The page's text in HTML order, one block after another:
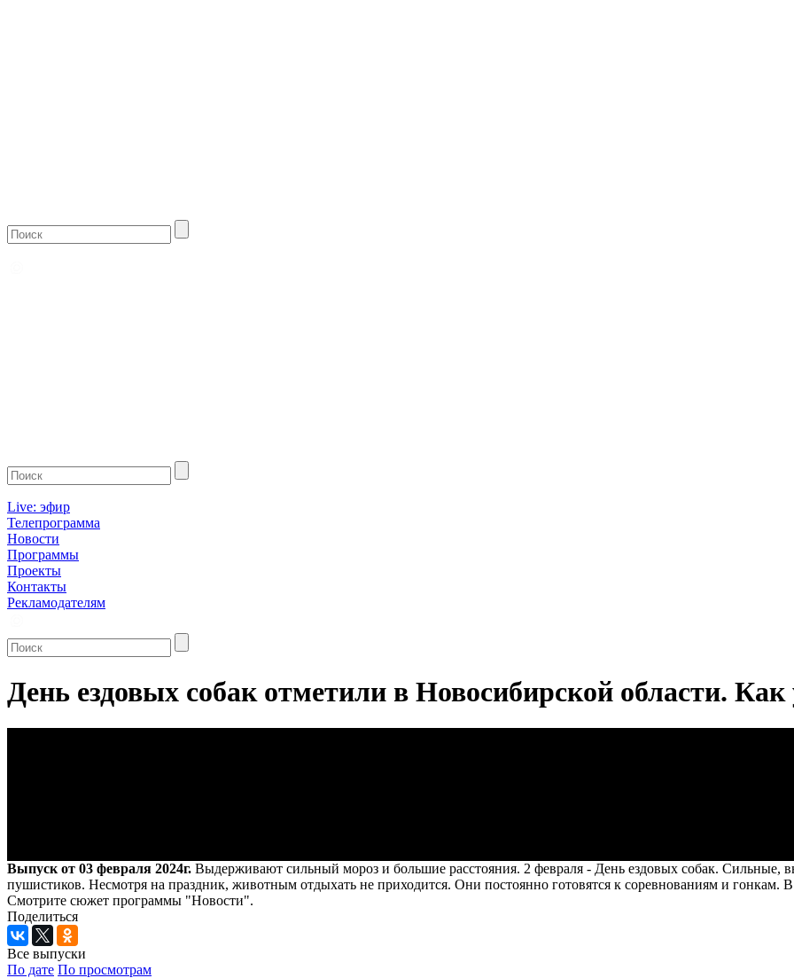
Live: эфир
Телепрограмма
Новости
Программы
Проекты
Контакты
Рекламодателям
День ездовых собак отметили в Новосибирской области.
Выпуск от 03 февраля 2024г. Выдерживают сильный мороз и большие расстояния. 2 февраля - День ездовых собак.
пушистиков. Несмотря на праздник, животным отдыхать не приходится. Они постоянно готовятся к соревнованиям и гонкам.
Смотрите сюжет программы "Новости".
Поделиться
Все выпуски
По дате По просмотрам